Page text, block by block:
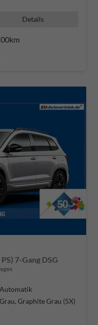
Details
7-Gang DSG
Automatik
Grau, Graphite Grau (5X)